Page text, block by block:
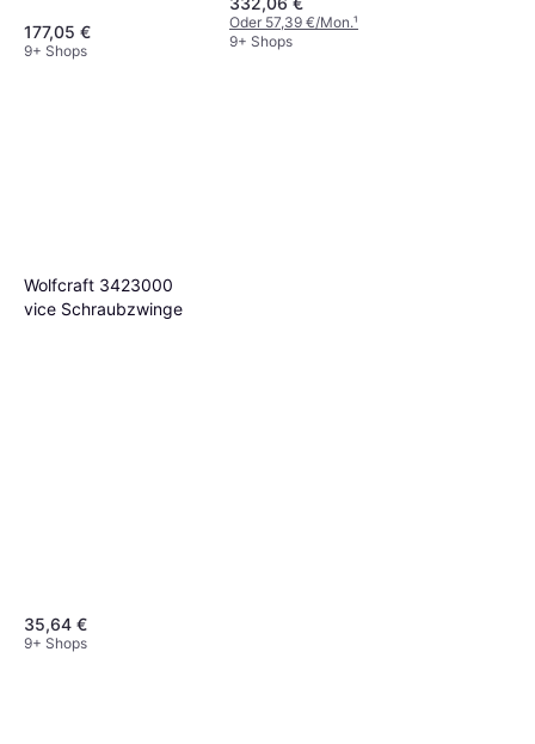
Schraubzwinge
177,05 €
9+ Shops
Oder 57,39 €/Mon.¹
9+ Shops
Wolfcraft 3423000
vice Schraubzwinge
35,64 €
9+ Shops